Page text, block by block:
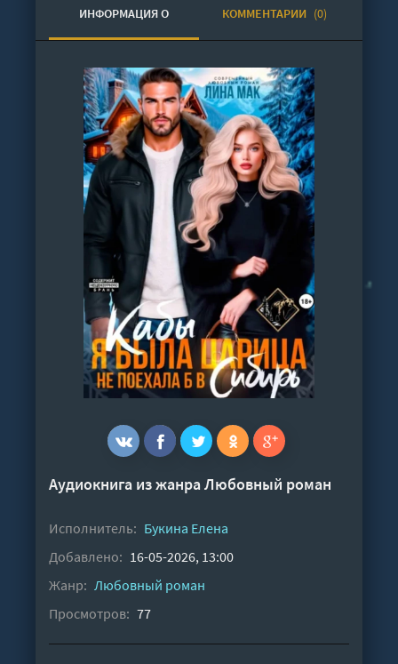
ИНФОРМАЦИЯ О
АУДИОКНИГЕ
КОММЕНТАРИИ (0)
Аудиокнига из жанраЛюбовный роман
Исполнитель: Букина Елена
Добавлено: 16-05-2026, 13:00
Жанр: Любовный роман
Просмотров: 77